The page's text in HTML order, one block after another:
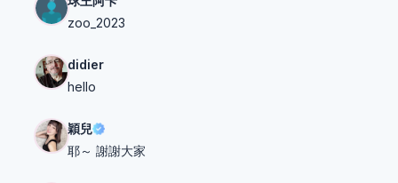
zoo_2023
didier
hello
穎兒
耶～ 謝謝大家